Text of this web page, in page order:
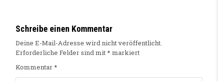
Schreibe einen Kommentar
Deine E-Mail-Adresse wird nicht veröffentlicht.
Erforderliche Felder sind mit* markiert
Kommentar*